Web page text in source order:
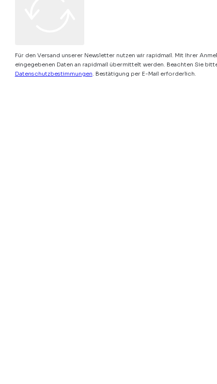
Für den Versand unserer Newsletter nutzen wir rapidmail. Mit Ihrer
eingegebenen Daten an rapidmail übermittelt werden. Beachten Sie
Datenschutzbestimmungen. Bestätigung per E-Mail erforderlich.